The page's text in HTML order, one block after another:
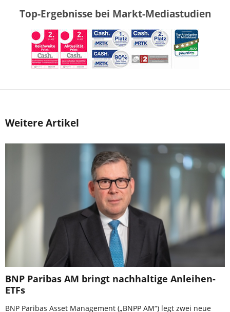
Top-Ergebnisse bei Markt-Mediastudien
Weitere Artikel
BNP Paribas AM bringt nachhaltige Anleihen-
ETFs
BNP Paribas Asset Management („BNPP AM“) legt zwei neue